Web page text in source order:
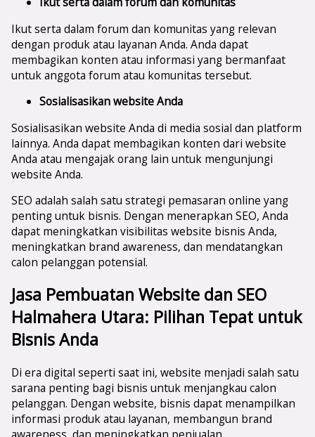
Ikut serta dalam forum dan komunitas yang relevan
dengan produk atau layanan Anda. Anda dapat
membagikan konten atau informasi yang bermanfaat
untuk anggota forum atau komunitas tersebut.
Sosialisasikan website Anda
Sosialisasikan website Anda di media sosial dan platform
lainnya. Anda dapat membagikan konten dari website
Anda atau mengajak orang lain untuk mengunjungi
website Anda.
SEO adalah salah satu strategi pemasaran online yang
penting untuk bisnis. Dengan menerapkan SEO, Anda
dapat meningkatkan visibilitas website bisnis Anda,
meningkatkan brand awareness, dan mendatangkan
calon pelanggan potensial.
Jasa Pembuatan Website dan SEO
Halmahera Utara: Pilihan Tepat untuk
Bisnis Anda
Di era digital seperti saat ini, website menjadi salah satu
sarana penting bagi bisnis untuk menjangkau calon
pelanggan. Dengan website, bisnis dapat menampilkan
informasi produk atau layanan, membangun brand